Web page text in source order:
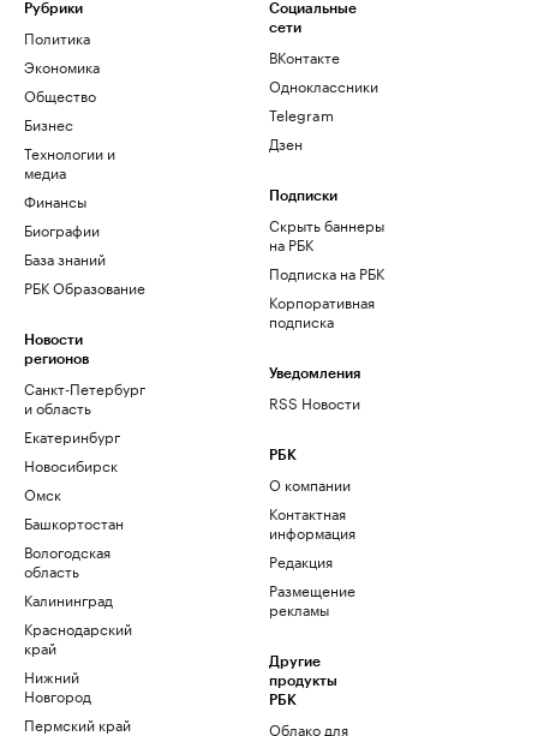
Рубрики
Политика
Экономика
Общество
Бизнес
Технологии и
медиа
Финансы
Биографии
База знаний
РБК Образование
Новости
регионов
Санкт-Петербург
и область
Екатеринбург
Новосибирск
Омск
Башкортостан
Вологодская
область
Калининград
Краснодарский
край
Нижний
Новгород
Пермский край
Социальные
сети
ВКонтакте
Одноклассники
Telegram
Дзен
Подписки
Скрыть баннеры
на РБК
Подписка на РБК
Корпоративная
подписка
Уведомления
RSS Новости
РБК
О компании
Контактная
информация
Редакция
Размещение
рекламы
Другие
продукты
РБК
Облако для